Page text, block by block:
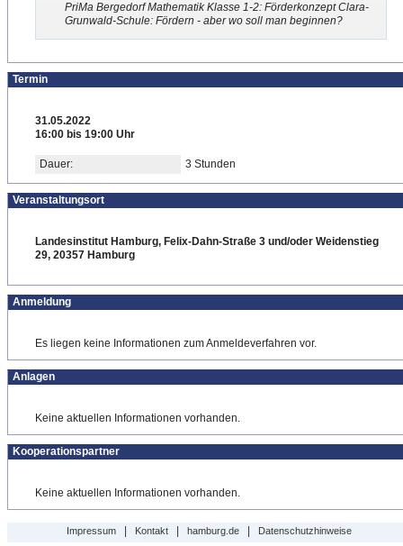
PriMa Bergedorf Mathematik Klasse 1-2: Förderkonzept Clara-
Grunwald-Schule: För​dern - aber wo soll man beginnen?
Termin
31.05.2022
16:00 bis 19:00 Uhr
Dauer: 3 Stunden
Veranstaltungsort
Landesinstitut Hamburg, Felix-Dahn-Straße 3 und/oder Weidenstieg
29, 20357 Hamburg
Anmeldung
Es liegen keine Informationen zum Anmeldeverfahren vor.
Anlagen
Keine aktuellen Informationen vorhanden.
Kooperationspartner
Keine aktuellen Informationen vorhanden.
Impressum| Kontakt| hamburg.de| Datenschutzhinweise